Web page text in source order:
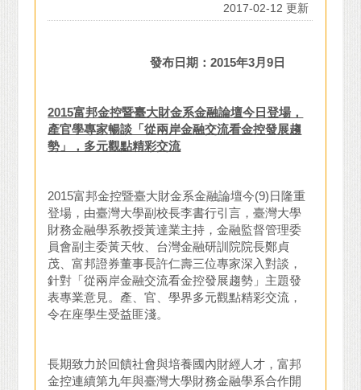
2017-02-12 更新
發布日期：2015年3月9 日
2015富邦金控暨臺大財金系金融論壇今日登場，
產官學專家暢談「從兩岸金融交流看金控發展趨
勢」，多元觀點精彩交流
2015富邦金控暨臺大財金系金融論壇今(9)日隆重
登場，由臺灣大學副校長李書行引言，臺灣大學
財務金融學系教授黃達業主持，金融監督管理委
員會副主委黃天牧、台灣金融研訓院院長鄭貞
茂、富邦證券董事長許仁壽三位專家深入對談，
針對「從兩岸金融交流看金控發展趨勢」主題發
表專業意見。產、官、學界多元觀點精彩交流，
令在座學生受益匪淺。
長期致力於回饋社會與培養國內財經人才，富邦
金控連續第九年與臺灣大學財務金融學系合作開